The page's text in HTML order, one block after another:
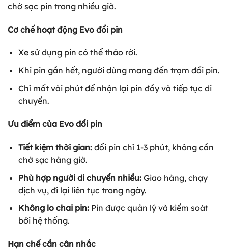
chờ sạc pin trong nhiều giờ.
Cơ chế hoạt động Evo đổi pin
Xe sử dụng pin có thể tháo rời.
Khi pin gần hết, người dùng mang đến trạm đổi pin.
Chỉ mất vài phút để nhận lại pin đầy và tiếp tục di
chuyển.
Ưu điểm của Evo đổi pin
Tiết kiệm thời gian:đổi pin chỉ 1-3 phút, không cần
chờ sạc hàng giờ.
Phù hợp người di chuyển nhiều:Giao hàng, chạy
dịch vụ, đi lại liên tục trong ngày.
Không lo chai pin:Pin được quản lý và kiểm soát
bởi hệ thống.
Hạn chế cần cân nhắc